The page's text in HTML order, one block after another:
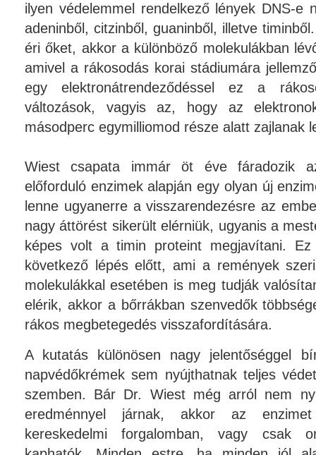
ilyen védelemmel rendelkező lények DNS-e
adeninből, citzinből, guaninből, illetve
éri őket, akkor a különböző molekulákban
amivel a rákosodás korai stádiumára
egy elektronátrendeződéssel ez a
változások, vagyis az, hogy az
másodperc egymilliomod része alatt zajlanak
Wiest csapata immár öt éve fáradozik
előforduló enzimek alapján egy olyan új
lenne ugyanerre a visszarendezésre az
nagy áttörést sikerült elérniük, ugyanis a
képes volt a timin proteint megjavítani.
következő lépés előtt, ami a remények
molekulákkal esetében is meg tudják
elérik, akkor a bőrrákban szenvedők
rákos megbetegedés visszafordítására.
A kutatás különösen nagy jelentőséggel
napvédőkrémek sem nyújthatnak teljes
szemben. Bár Dr. Wiest még arról nem
eredménnyel járnak, akkor az enzimet
kereskedelmi forgalomban, vagy csak